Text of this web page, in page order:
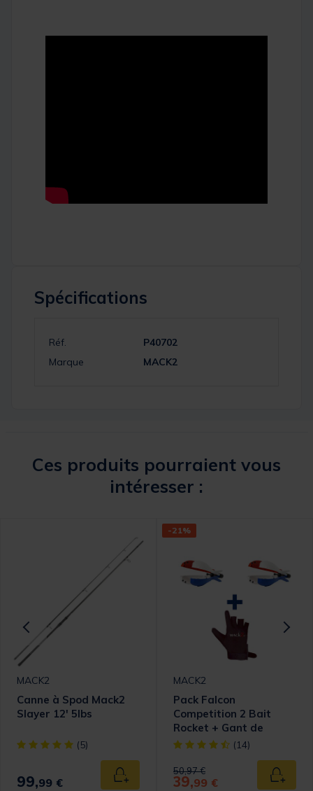
Spécifications
Réf.
P40702
Marque
MACK2
Ces produits pourraient vous
intéresser :
Rating
panier
MACK2
Canne à Spod Mack2
Slayer 12' 5lbs
[object Object] out of 5 Customer Rating
(5)
99,99 € Ajouter au panier
-21%
MACK2
Pack Falcon
Competition 2 Bait
Rocket + Gant de
Lancer
[object Object] out of 5
(14)
Price reduced from
50,97 €to
39,99 €